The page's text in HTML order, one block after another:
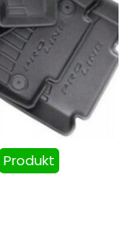
Produkt